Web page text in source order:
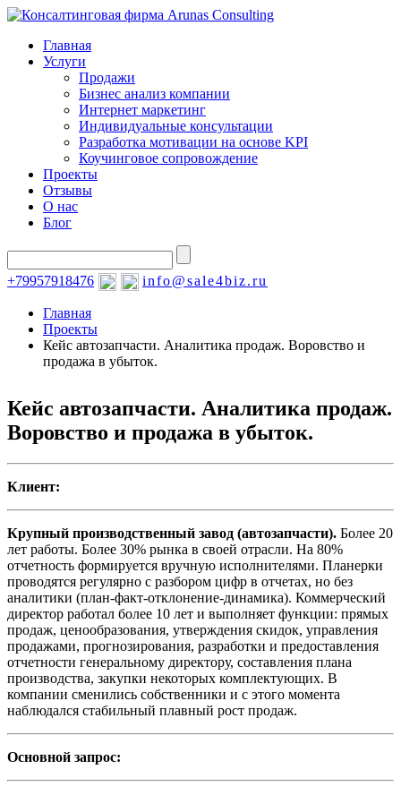
Главная
Услуги
Продажи
Бизнес анализ компании
Интернет маркетинг
Индивидуальные консультации
Разработка мотивации на основе KPI
Коучинговое сопровождение
Проекты
Отзывы
О нас
Блог
+79957918476 info@sale4biz.ru
Главная
Проекты
Кейс автозапчасти. Аналитика продаж. Воровство и
продажа в убыток.
Кейс автозапчасти. Аналитика продаж.
Воровство и продажа в убыток.
Клиент:
Крупный производственный завод (автозапчасти). Более 20
лет работы. Более 30% рынка в своей отрасли. На 80%
отчетность формируется вручную исполнителями. Планерки
проводятся регулярно с разбором цифр в отчетах, но без
аналитики (план-факт-отклонение-динамика). Коммерческий
директор работал более 10 лет и выполняет функции: прямых
продаж, ценообразования, утверждения скидок, управления
продажами, прогнозирования, разработки и предоставления
отчетности генеральному директору, составления плана
производства, закупки некоторых комплектующих. В
компании сменились собственники и с этого момента
наблюдался стабильный плавный рост продаж.
Основной запрос: